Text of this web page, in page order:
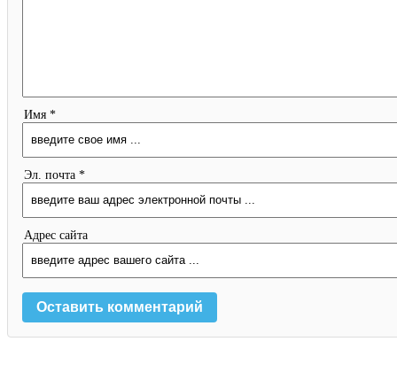
Имя *
Эл. почта *
Адрес сайта